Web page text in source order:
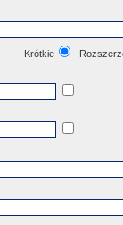
Krótkie